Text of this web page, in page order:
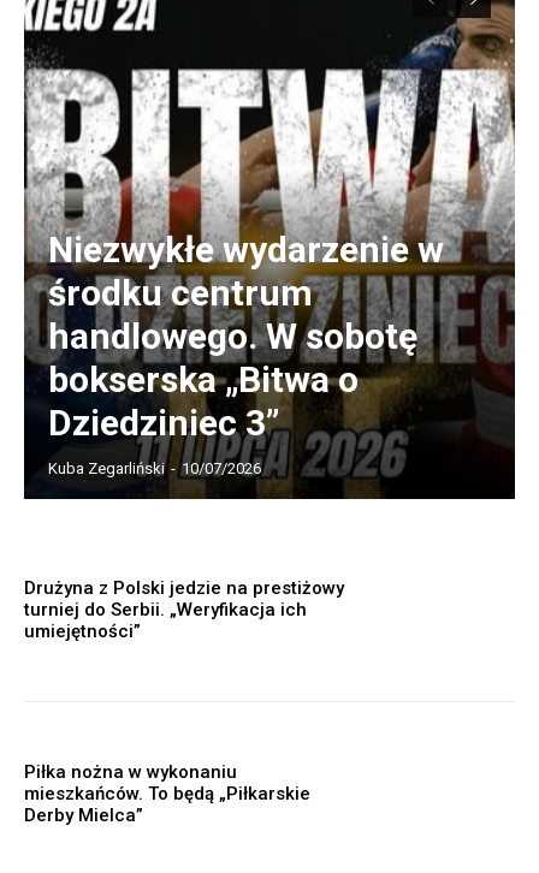
Niezwykłe wydarzenie w
środku centrum
handlowego. W sobotę
bokserska „Bitwa o
Dziedziniec 3”
Kuba Zegarliński - 10/07/2026
Drużyna z Polski jedzie na prestiżowy
turniej do Serbii. „Weryfikacja ich
umiejętności”
Piłka nożna w wykonaniu
mieszkańców. To będą „Piłkarskie
Derby Mielca”